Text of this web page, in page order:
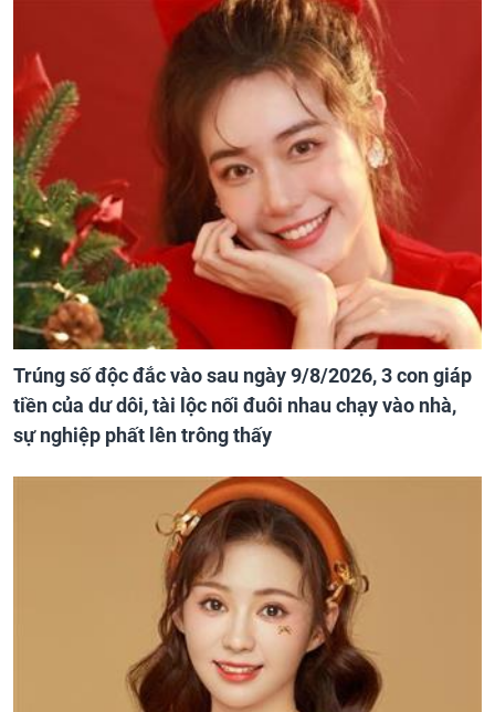
Trúng số độc đắc vào sau ngày 9/8/2026, 3 con giáp
tiền của dư dôi, tài lộc nối đuôi nhau chạy vào nhà,
sự nghiệp phất lên trông thấy